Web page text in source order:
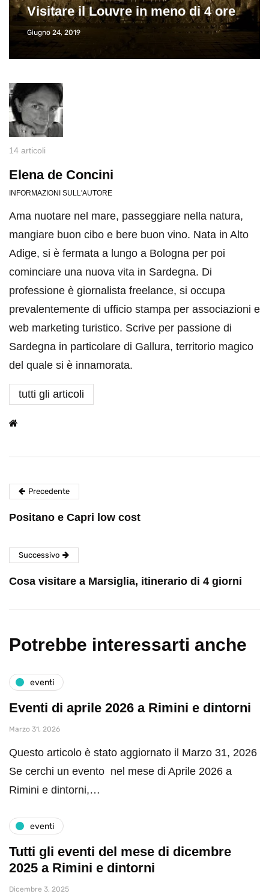
Visitare il Louvre in meno di 4 ore
Giugno 24, 2019
14 articoli
Elena de Concini
INFORMAZIONI SULL'AUTORE
Ama nuotare nel mare, passeggiare nella natura,
mangiare buon cibo e bere buon vino. Nata in Alto
Adige, si è fermata a lungo a Bologna per poi
cominciare una nuova vita in Sardegna. Di
professione è giornalista freelance, si occupa
prevalentemente di ufficio stampa per associazioni e
web marketing turistico. Scrive per passione di
Sardegna in particolare di Gallura, territorio magico
del quale si è innamorata.
tutti gli articoli
Precedente
Positano e Capri low cost
Successivo
Cosa visitare a Marsiglia, itinerario di 4 giorni
Potrebbe interessarti anche
eventi
Eventi di aprile 2026 a Rimini e dintorni
Marzo 31, 2026
Questo articolo è stato aggiornato il Marzo 31, 2026
Se cerchi un evento nel mese di Aprile 2026 a
Rimini e dintorni,…
eventi
Tutti gli eventi del mese di dicembre
2025 a Rimini e dintorni
Dicembre 3, 2025